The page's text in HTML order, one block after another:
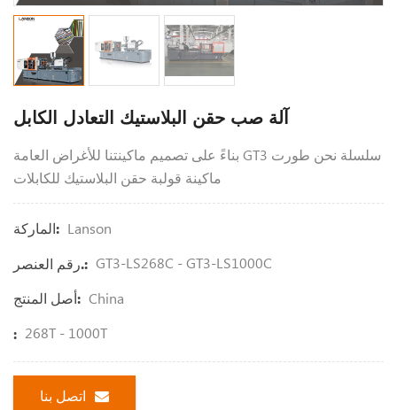
آلة صب حقن البلاستيك التعادل الكابل
بناءً على تصميم ماكينتنا للأغراض العامة GT3 سلسلة نحن طورت
ماكينة قولبة حقن البلاستيك للكابلات
الماركة: Lanson
رقم العنصر.: GT3-LS268C - GT3-LS1000C
أصل المنتج: China
: 268T - 1000T
اتصل بنا